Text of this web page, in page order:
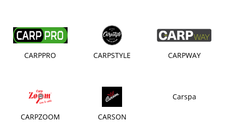
CARPPRO CARPSTYLE CARPWAY
CARPZOOM CARSON
Carspa